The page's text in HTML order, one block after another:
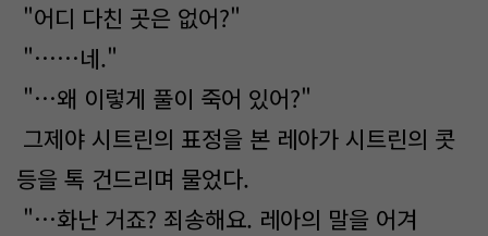
"어디 다친 곳은 없어?"
"……네."
"…왜 이렇게 풀이 죽어 있어?"
그제야 시트린의 표정을 본 레아가 시트린의 콧
등을 톡 건드리며 물었다.
"…화난 거죠? 죄송해요. 레아의 말을 어겨